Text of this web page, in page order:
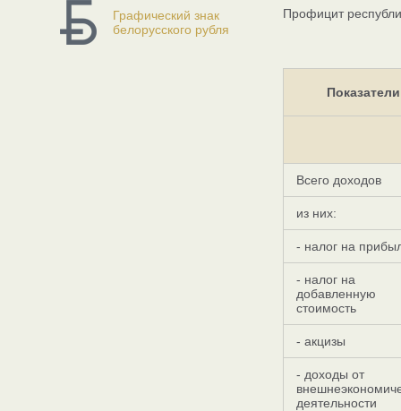
Графический знак
белорусского рубля
Профицит
Показатели
Всего доходов
из них:
- налог на
- налог на
добавленную
стоимость
- акцизы
- доходы от
деятельности